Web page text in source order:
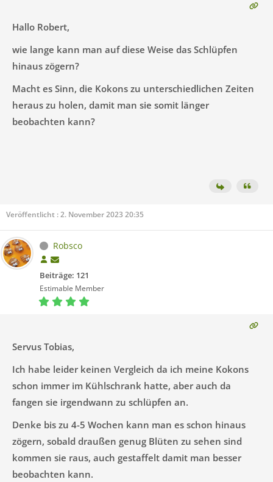
Hallo Robert,
wie lange kann man auf diese Weise das Schlüpfen
hinaus zögern?
Macht es Sinn, die Kokons zu unterschiedlichen Zeiten
heraus zu holen, damit man sie somit länger
beobachten kann?
Veröffentlicht : 2. November 2023 20:35
Robsco
Beiträge: 121
Estimable Member
Servus Tobias,
Ich habe leider keinen Vergleich da ich meine Kokons
schon immer im Kühlschrank hatte, aber auch da
fangen sie irgendwann zu schlüpfen an.
Denke bis zu 4-5 Wochen kann man es schon hinaus
zögern, sobald draußen genug Blüten zu sehen sind
kommen sie raus, auch gestaffelt damit man besser
beobachten kann.